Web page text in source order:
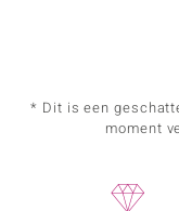
* Dit is een
moment